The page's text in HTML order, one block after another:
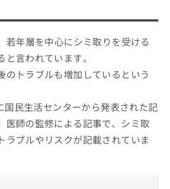
若年層を中心にシミ取りを受ける
言われています。
のトラブルも増加しているという
民生活センターから発表された記
医師の監修による記事で、シミ取
ラブルやリスクが記載されていま